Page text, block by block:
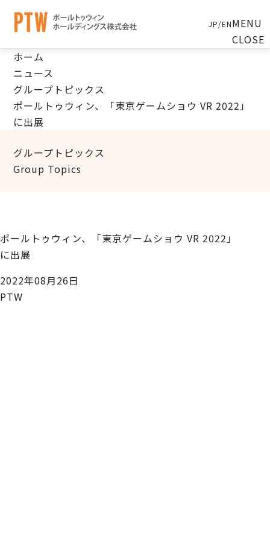
JP/ENMENU
CLOSE
ホーム
ニュース
グループトピックス
ポールトゥウィン、「東京ゲームショウ VR 2022」
に出展
グループトピックス
Group Topics
ポールトゥウィン、「東京ゲームショウ VR 2022」
に出展
2022年08月26日
PTW